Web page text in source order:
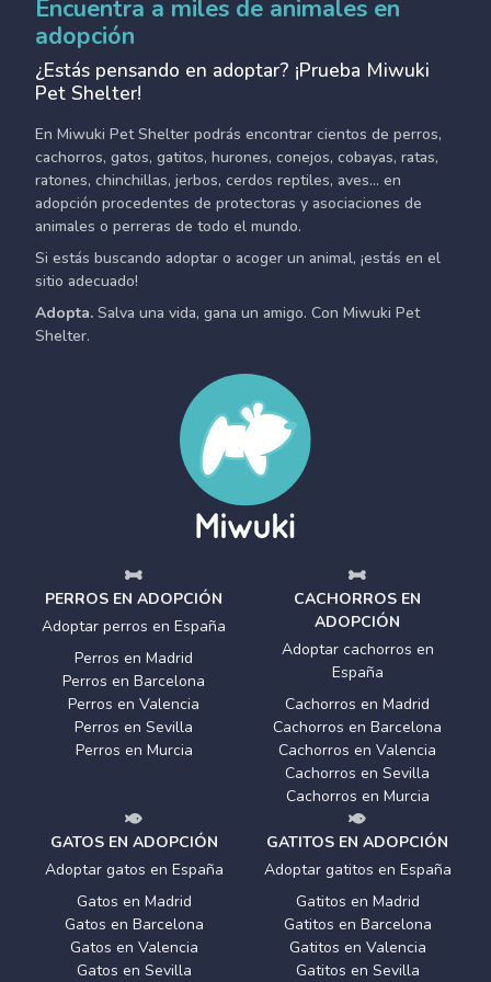
Encuentra a miles de animales en
adopción
¿Estás pensando en adoptar? ¡Prueba Miwuki
Pet Shelter!
En Miwuki Pet Shelter podrás encontrar cientos de perros,
cachorros, gatos, gatitos, hurones, conejos, cobayas, ratas,
ratones, chinchillas, jerbos, cerdos reptiles, aves... en
adopción procedentes de protectoras y asociaciones de
animales o perreras de todo el mundo.
Si estás buscando adoptar o acoger un animal, ¡estás en el
sitio adecuado!
Adopta. Salva una vida, gana un amigo. Con Miwuki Pet
Shelter.
PERROS EN ADOPCIÓN
Adoptar perros en España
Perros en Madrid
Perros en Barcelona
Perros en Valencia
Perros en Sevilla
Perros en Murcia
CACHORROS EN
ADOPCIÓN
Adoptar cachorros en
España
Cachorros en Madrid
Cachorros en Barcelona
Cachorros en Valencia
Cachorros en Sevilla
Cachorros en Murcia
GATOS EN ADOPCIÓN
Adoptar gatos en España
Gatos en Madrid
Gatos en Barcelona
Gatos en Valencia
Gatos en Sevilla
GATITOS EN ADOPCIÓN
Adoptar gatitos en España
Gatitos en Madrid
Gatitos en Barcelona
Gatitos en Valencia
Gatitos en Sevilla